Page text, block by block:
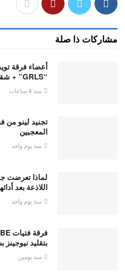
مشاركات ذا صلة
أعضاء فرقة
“GRLS” + شقيقة…
منذ 4 ساعات
تجنيد لينو من
المعجبين
منذ يوم واحد
لماذا تعرضت
اللاذعة بعد
منذ يوم واحد
بتقليد
منذ يومين